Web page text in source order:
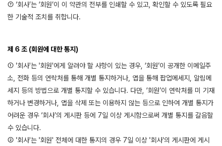
⑦ ‘회사’는 ‘회원’이 이 약관의 전부를 인쇄할 수 있고, 확인할 수 있도록 필요
한 기술적 조치를 취합니다.
제 6 조 (회원에 대한 통지)
① '회사'는 '회원'에게 알려야 할 사항이 있는 경우, ‘회원’이 공개한 이메일주
소, 전화 등의 연락처를 통해 개별 통지하거나, 앱을 통해 팝업메세지, 알림메
세지 등의 방법으로 개별 통지할 수 있습니다. 다만, ‘회원’이 연락처를 미 기재
하거나 변경하거나, 앱을 삭제 또는 이용하지 않는 등으로 인하여 개별 통지가
어려운 경우 ‘회사’의 게시판 등에 7일 이상 게시함으로써 개별 통지를 갈음할
수 있습니다.
② '회사'는 '회원' 전체에 대한 통지의 경우 7일 이상 '회사'의 게시판에 게시